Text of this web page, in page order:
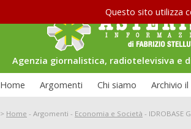
Questo sito utilizza
Agenzia giornalistica, radiotelevisiva e
Home Argomenti Chi siamo Archivio
> Home - Argomenti - Economia e Società - IDROBASE